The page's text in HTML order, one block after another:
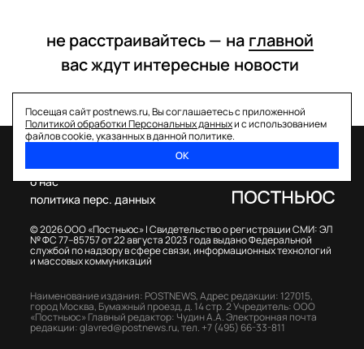
не расстраивайтесь — на главной
вас ждут интересные новости
Посещая сайт postnews.ru, Вы соглашаетесь с приложенной
Политикой обработки Персональных данныхи с использованием
файлов cookie, указанных в данной политике.
ОК
© 2026 ООО «Постньюс» |Свидетельство о регистрации СМИ: ЭЛ
№ ФС 77–85757 от 22 августа 2023 года выдано Федеральной
службой по надзору в сфере связи, информационных технологий
и массовых коммуникаций
о нас
политика перс. данных
Наименование издания: POSTNEWS,Адрес редакции: 127015,
город Москва, Бумажный проезд, д. 14 стр. 2Учредитель: ООО
«Постньюс» Главный редактор: Чудин А.А.Электронная почта
редакции:glavred@postnews.ru,тел. +7 (495) 66-33-811